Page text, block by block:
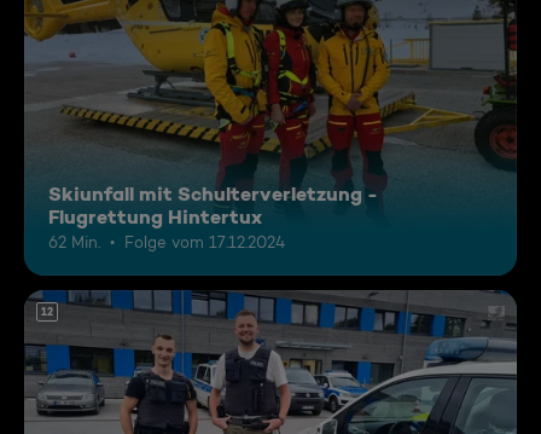
Skiunfall mit Schulterverletzung -
Flugrettung Hintertux
62 Min. Folge vom 17.12.2024
12